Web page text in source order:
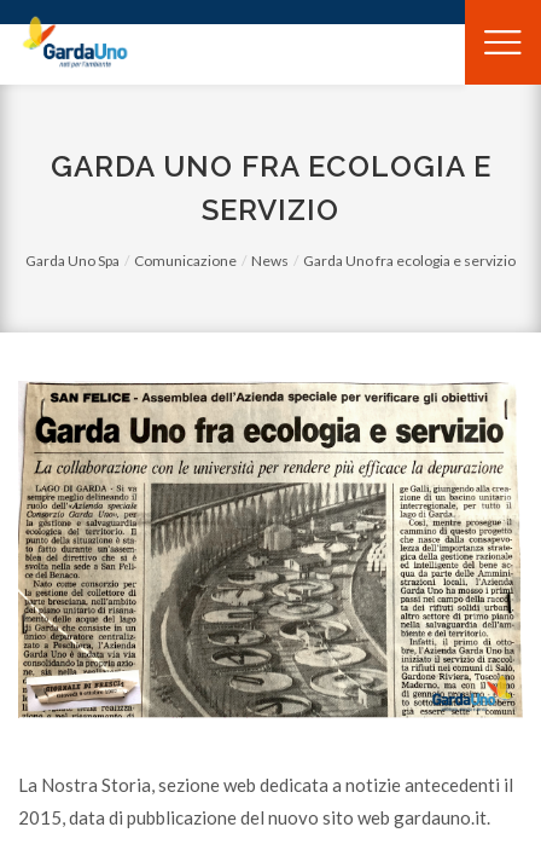
Gardauno
Spa
GARDA UNO FRA ECOLOGIA E
SERVIZIO
Garda Uno Spa Comunicazione News Garda Uno fra ecologia e servizio
La Nostra Storia, sezione web dedicata a notizie antecedenti il
2015, data di pubblicazione del nuovo sito web gardauno.it.